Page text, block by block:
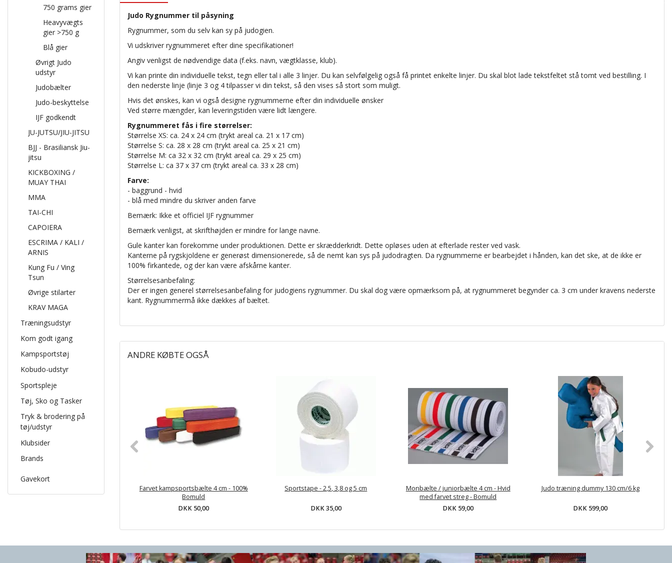
750 grams gier
Heavyvægts
gier >750 g
Blå gier
Øvrigt Judo
udstyr
Judobælter
Judo-beskyttelse
IJF godkendt
JU-JUTSU/JIU-JITSU
BJJ - Brasiliansk Jiu-
jitsu
KICKBOXING /
MUAY THAI
MMA
TAI-CHI
CAPOIERA
ESCRIMA / KALI /
ARNIS
Kung Fu / Ving
Tsun
Øvrige stilarter
KRAV MAGA
Træningsudstyr
Kom godt igang
Kampsportstøj
Kobudo-udstyr
Sportspleje
Tøj, Sko og Tasker
Tryk & brodering på
tøj/udstyr
Klubsider
Brands
Gavekort
Judo Rygnummer til påsyning
Rygnummer, som du selv kan sy på judogien.
Vi udskriver rygnummeret efter dine specifikationer!
Angiv venligst de nødvendige data (f.eks. navn, vægtklasse, klub).
Vi kan printe din individuelle tekst, tegn eller tal i alle 3 linjer. Du kan selvfølgelig også få printet enkelte linjer. Du skal blot lade tekstfeltet stå tomt ved bestilling. I
den nederste linje (linje 3 og 4 tilpasser vi din tekst, så den vises så stort som muligt.
Hvis det ønskes, kan vi også designe rygnummerne efter din individuelle ønsker
Ved større mængder, kan leveringstiden være lidt længere.
Rygnummeret fås i fire størrelser:
Størrelse XS: ca. 24 x 24 cm (trykt areal ca. 21 x 17 cm)
Størrelse S: ​​ca. 28 x 28 cm (trykt areal ca. 25 x 21 cm)
Størrelse M: ca 32 x 32 cm (trykt areal ca. 29 x 25 cm)
Størrelse L: ca 37 x 37 cm (trykt areal ca. 33 x 28 cm)
Farve:
- baggrund - hvid
- blå med mindre du skriver anden farve
Bemærk: Ikke et officiel IJF rygnummer
Bemærk venligst, at skrifthøjden er mindre for lange navne.
Gule kanter kan forekomme under produktionen. Dette er skrædderkridt. Dette opløses uden at efterlade rester ved vask.
Kanterne på rygskjoldene er generøst dimensionerede, så de nemt kan sys på judodragten. Da rygnummerne er bearbejdet i hånden, kan det ske, at de ikke er
100% firkantede, og der kan være afskårne kanter.
Størrelsesanbefaling:
Der er ingen generel størrelsesanbefaling for judogiens rygnummer. Du skal dog være opmærksom på, at rygnummeret begynder ca. 3 cm under kravens nederste
kant. Rygnummermå ikke dækkes af bæltet.
ANDRE KØBTE OGSÅ
Farvet kampsportsbælte 4 cm - 100%
Bomuld
DKK 50,00
Sportstape - 2,5, 3,8 og 5 cm
DKK 35,00
Monbælte / juniorbælte 4 cm - Hvid
med farvet streg - Bomuld
DKK 59,00
Judo træning dummy 130 cm/6 kg
DKK 599,00